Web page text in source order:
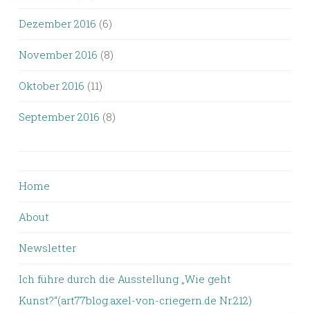
Dezember 2016 (6)
November 2016 (8)
Oktober 2016 (11)
September 2016 (8)
Home
About
Newsletter
Ich führe durch die Ausstellung „Wie geht
Kunst?“(art77blog.axel-von-criegern.de Nr.212)